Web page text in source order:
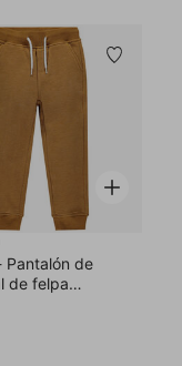
Lista
Vista
Pantalón de
de felpa